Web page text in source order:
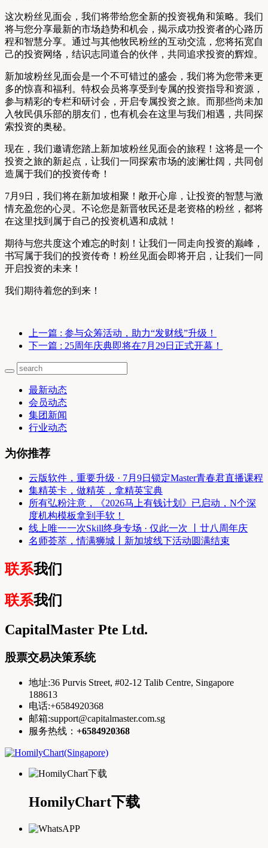
这次粉丝见面会，我们将带给您全新的投资视角和策略。我们
将与您分享最新的市场趋势和机会，揭示成功投资者的心路历
程和智慧分享。通过与其他牧民粉丝的互动交流，您将拓宽自
己的投资网络，结识志同道合的伙伴，共同追求投资的辉煌。
新加坡粉丝见面会是一个不可错过的盛会，我们将为您带来更
多的惊喜和福利。特权会员将享受到专属的投资指导和资源，
参与精彩的专栏和研讨会，开启专属投资之旅。而那些尚未加
入牧民俱乐部的朋友们，也有机会在这里与我们相遇，共同探
索投资的奥秘。
现在，我们邀请您踏上新加坡粉丝见面会的旅程！这将是一个
投资之旅的新起点，让我们一同探索市场的波澜壮阔，共同创
造属于我们的投资传奇！
7月9日，我们将在新加坡相聚！敞开心扉，让投资的智慧与激
情充盈您的心灵。不论您是新晋牧民还是老资格的粉丝，都将
在这里找到属于自己的投资机遇和成就！
期待与您共度这个难忘的时刻！让我们一同走向投资的巅峰，
书写属于我们的投资传奇！粉丝见面会即将开启，让我们一同
开启投资的未来！
我们期待着您的到来！
上一篇 : 参与众筹活动，助力“发财线”升级！
下一篇 : 25周年庆典即将在7月29日正式开幕！
最新动态
会员动态
集团新闻
行业动态
为你推荐
云版软件，重要升级 · 7月9日锁定Master青春君直播课程
集精英卡，做精英，拿精英宝典
所有弘粉注意，《2026马上有钱计划》已启动，N个深
度机构模板拿到手软！
线上唯一一次Skill终身专场 · 仅此一次 丨廿八周年庆
名师荟萃，情满狮城丨新加坡线下活动圆满结束
联系我们
联系我们
CapitalMaster Pte Ltd.
股票交易决策系统
地址:36 Purvis Street, #02-12 Talib Centre, Singapore
188613
电话:+6584920368
邮箱:support@capitalmaster.com.sg
服务热线： +6584920368
HomilyChart下载